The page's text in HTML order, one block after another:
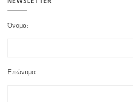
Όνομα:
Επώνυμο: